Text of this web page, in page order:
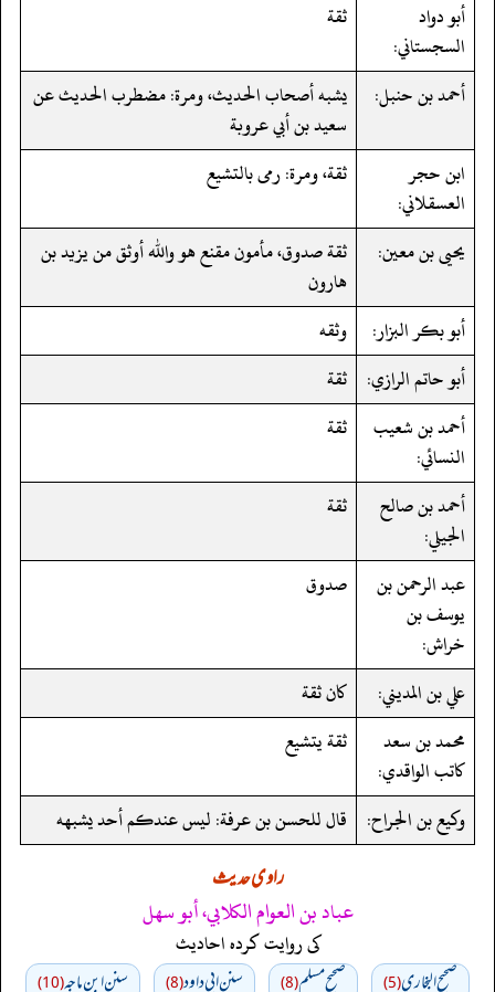
أبو دواد
السجستاني:
ثقة
أحمد بن حنبل:
يشبه أصحاب الحديث، ومرة: مضطرب الحديث عن
سعيد بن أبي عروبة
ابن حجر
العسقلاني:
ثقة، ومرة: رمى بالتشيع
يحيى بن معين:
ثقة صدوق، مأمون مقنع هو والله أوثق من يزيد بن
هارون
أبو بكر البزار:
وثقه
أبو حاتم الرازي: ثقة
أحمد بن شعيب
النسائي:
ثقة
أحمد بن صالح
الجيلي:
ثقة
عبد الرحمن بن
يوسف بن
خراش:
صدوق
علي بن المديني:
كان ثقة
محمد بن سعد
كاتب الواقدي:
ثقة يتشيع
وكيع بن الجراح: قال للحسن بن عرفة: ليس عندكم أحد يشبهه
راوی حدیث
عباد بن العوام الكلابي، أبو سهل
کی روایت کردہ احادیث
صحيح البخاري(5) صحيح مسلم(8) سنن ابي داود(8) سنن ابن ماجه(10)